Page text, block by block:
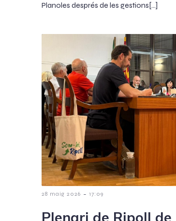
Planoles després de les gestions[…]
28 maig 2026 - 17:09
Plenari de Ripoll